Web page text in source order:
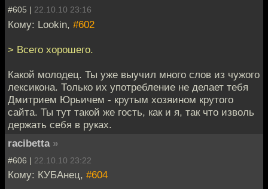
#605 | 22.10.10 23:16
Кому: Lookin, #602
> Всего хорошего.
Какой молодец. Ты уже выучил много слов из чужого
лексикона. Только их употребление не делает тебя
Дмитрием Юрьичем - крутым хозяином крутого
сайта. Ты тут такой же гость, как и я, так что изволь
держать себя в руках.
racibetta »
#606 | 22.10.10 23:22
Кому: КУБАнец, #604